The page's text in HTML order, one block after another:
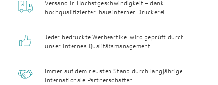
Versand in Höchst­geschwin­digkeit – dank
hochqualifizierter, haus­interner Druckerei
Jeder bedruckte Werbeartikel wird geprüft durch
unser internes Qualitäts­management
Immer auf dem neusten Stand durch langjährige
internationale Partnerschaften